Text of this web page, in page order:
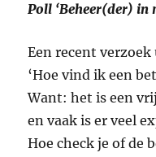
Poll ‘Beheer(der) in
Een recent
‘Hoe vind ik een
Want: het is een
en vaak is er veel
Hoe check je of de